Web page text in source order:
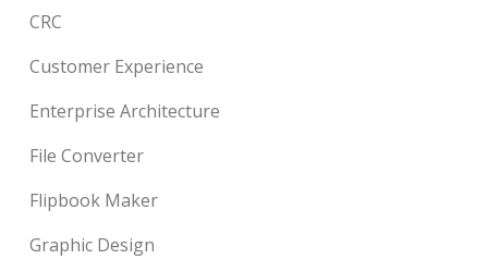
CRC
Customer Experience
Enterprise Architecture
File Converter
Flipbook Maker
Graphic Design